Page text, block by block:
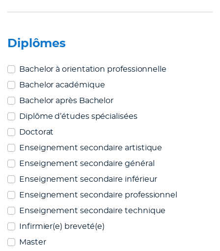
Diplômes
Bachelor à orientation professionnelle
Bachelor académique
Bachelor après Bachelor
Diplôme d’études spécialisées
Doctorat
Enseignement secondaire artistique
Enseignement secondaire général
Enseignement secondaire inférieur
Enseignement secondaire professionnel
Enseignement secondaire technique
Infirmier(e) breveté(e)
Master